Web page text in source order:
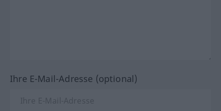
Ihre E-Mail-Adresse (optional)